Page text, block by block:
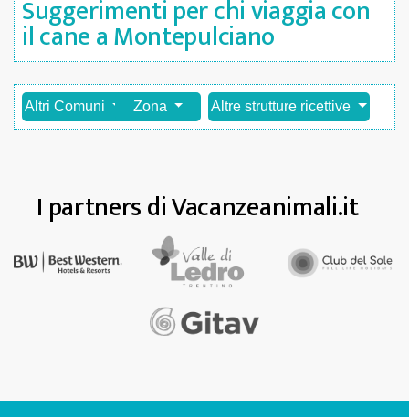
Suggerimenti per chi viaggia con
il cane a Montepulciano
Altri Comuni Zona Altre strutture ricettive
I partners di Vacanzeanimali.it